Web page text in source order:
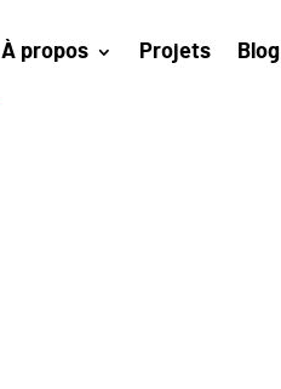
À propos Projets Blog